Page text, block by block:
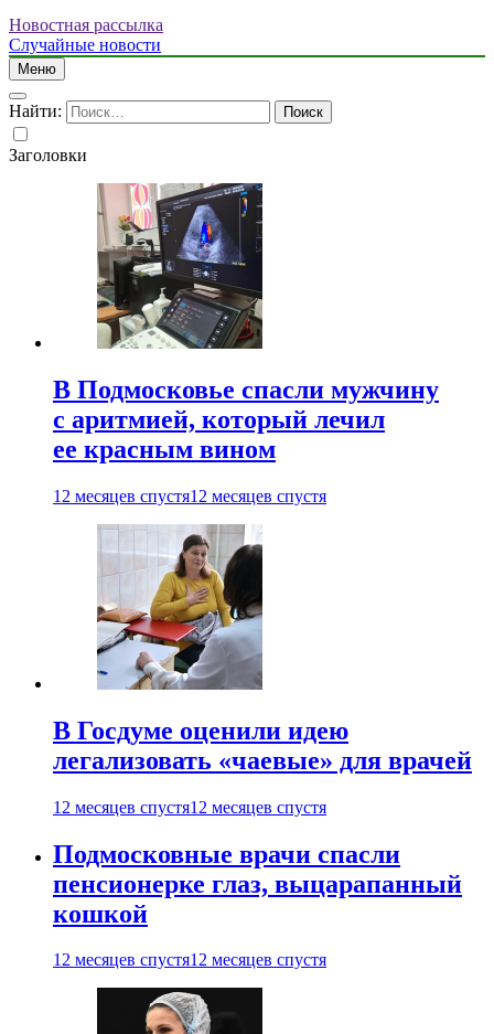
Новостная рассылка
Случайные новости
Меню
Найти:
Заголовки
В Подмосковье спасли мужчину
с аритмией, который лечил
ее красным вином
12 месяцев спустя12 месяцев спустя
В Госдуме оценили идею
легализовать «чаевые» для врачей
12 месяцев спустя12 месяцев спустя
Подмосковные врачи спасли
пенсионерке глаз, выцарапанный
кошкой
12 месяцев спустя12 месяцев спустя